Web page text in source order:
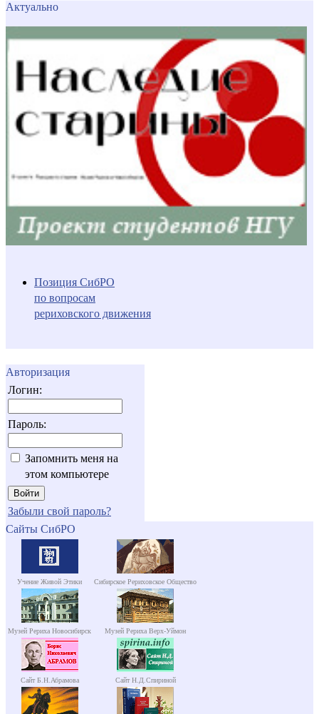
Актуально
Позиция СибРО
по вопросам
рериховского движения
Авторизация
Логин:
Пароль:
Запомнить меня на
этом компьютере
Забыли свой пароль?
Сайты СибРО
Учение Живой Этики Сибирское Рериховское Общество
Музей Рериха Новосибирск Музей Рериха Верх-Уймон
Сайт Б.Н.Абрамова Сайт Н.Д.Спириной